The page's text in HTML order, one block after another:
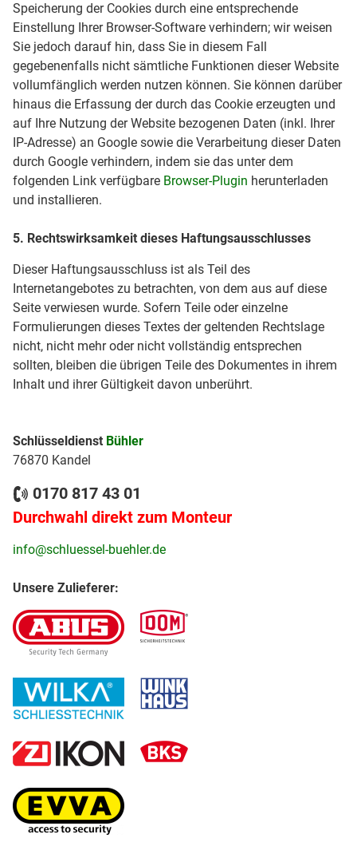
Speicherung der Cookies durch eine entsprechende
Einstellung Ihrer Browser-Software verhindern; wir weisen
Sie jedoch darauf hin, dass Sie in diesem Fall
gegebenenfalls nicht sämtliche Funktionen dieser Website
vollumfänglich werden nutzen können. Sie können darüber
hinaus die Erfassung der durch das Cookie erzeugten und
auf Ihre Nutzung der Website bezogenen Daten (inkl. Ihrer
IP-Adresse) an Google sowie die Verarbeitung dieser Daten
durch Google verhindern, indem sie das unter dem
folgenden Link verfügbare Browser-Plugin herunterladen
und installieren.
5. Rechtswirksamkeit dieses Haftungsausschlusses
Dieser Haftungsausschluss ist als Teil des
Internetangebotes zu betrachten, von dem aus auf diese
Seite verwiesen wurde. Sofern Teile oder einzelne
Formulierungen dieses Textes der geltenden Rechtslage
nicht, nicht mehr oder nicht vollständig entsprechen
sollten, bleiben die übrigen Teile des Dokumentes in ihrem
Inhalt und ihrer Gültigkeit davon unberührt.
Schlüsseldienst Bühler
76870 Kandel
0170 817 43 01
Durchwahl direkt zum Monteur
info@schluessel-buehler.de
Unsere Zulieferer: